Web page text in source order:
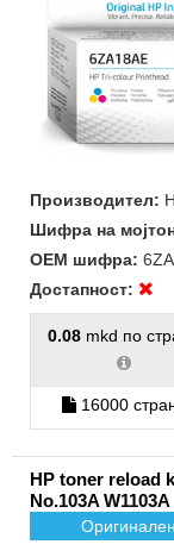
Производител:
Шифра на
ОЕМ шифра:
Достапност:
0.08 mkd по
16000
HP toner reload
No.103A W1103A